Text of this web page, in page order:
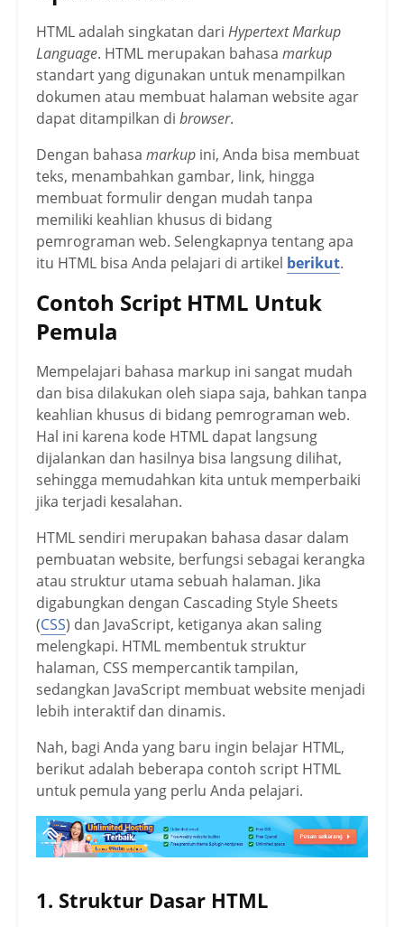
HTML adalah singkatan dari Hypertext Markup
Language. HTML merupakan bahasa markup
standart yang digunakan untuk menampilkan
dokumen atau membuat halaman website agar
dapat ditampilkan di browser.
Dengan bahasa markup ini, Anda bisa membuat
teks, menambahkan gambar, link, hingga
membuat formulir dengan mudah tanpa
memiliki keahlian khusus di bidang
pemrograman web. Selengkapnya tentang apa
itu HTML bisa Anda pelajari di artikel berikut.
Contoh Script HTML Untuk
Pemula
Mempelajari bahasa markup ini sangat mudah
dan bisa dilakukan oleh siapa saja, bahkan tanpa
keahlian khusus di bidang pemrograman web.
Hal ini karena kode HTML dapat langsung
dijalankan dan hasilnya bisa langsung dilihat,
sehingga memudahkan kita untuk memperbaiki
jika terjadi kesalahan.
HTML sendiri merupakan bahasa dasar dalam
pembuatan website, berfungsi sebagai kerangka
atau struktur utama sebuah halaman. Jika
digabungkan dengan Cascading Style Sheets
(CSS) dan JavaScript, ketiganya akan saling
melengkapi. HTML membentuk struktur
halaman, CSS mempercantik tampilan,
sedangkan JavaScript membuat website menjadi
lebih interaktif dan dinamis.
Nah, bagi Anda yang baru ingin belajar HTML,
berikut adalah beberapa contoh script HTML
untuk pemula yang perlu Anda pelajari.
1. Struktur Dasar HTML